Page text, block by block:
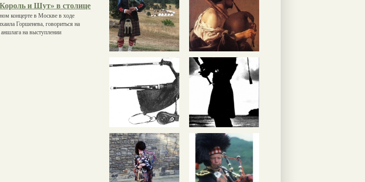
и Шут» в столице
концерте в Москве в ходе
Горшенева, говориться на
на выступлении